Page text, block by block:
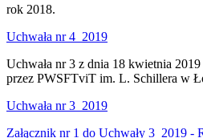
rok 2018.
Uchwała nr 4_2019
Uchwała nr 3 z dnia 18 kwietnia
przez PWSFTviT im. L. Schillera w
Uchwała nr 3_2019
Załącznik nr 1 do Uchwały 3_2019 -